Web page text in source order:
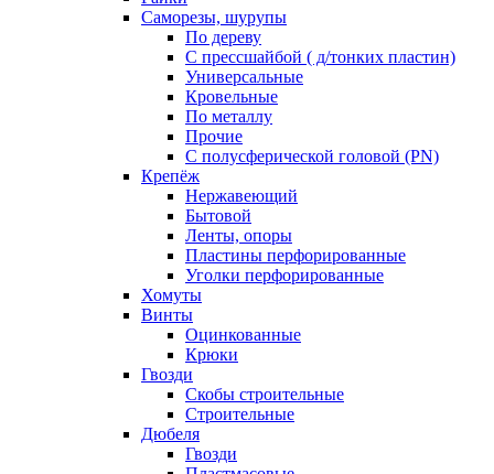
Саморезы, шурупы
По дереву
С прессшайбой ( д/тонких пластин)
Универсальные
Кровельные
По металлу
Прочие
С полусферической головой (PN)
Крепёж
Нержавеющий
Бытовой
Ленты, опоры
Пластины перфорированные
Уголки перфорированные
Хомуты
Винты
Оцинкованные
Крюки
Гвозди
Скобы строительные
Строительные
Дюбеля
Гвозди